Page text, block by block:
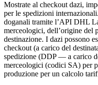
Mostrate al checkout dazi,
per le spedizioni
doganali tramite l’API DHL
merceologici, dell’origine del
destinazione. I dazi possono
checkout (a carico del
spedizione (DDP — a carico
merceologici (codici SA) per
produzione per un calcolo